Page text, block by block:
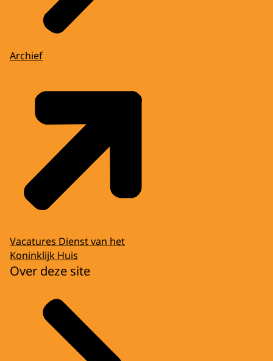
Archief
Vacatures Dienst van het
Koninklijk Huis
Over deze site